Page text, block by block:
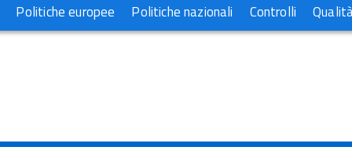
Politiche europee Politiche nazionali Controlli